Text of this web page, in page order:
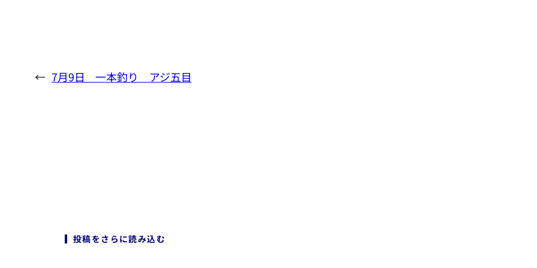
← 7月9日 一本釣り アジ五目
投稿をさらに読み込む